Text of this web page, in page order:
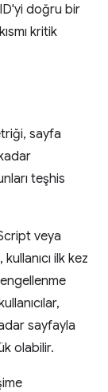
doğru bir
kritik
sayfa
teşhis
veya
ilk kez
sayfayla
olabilir.